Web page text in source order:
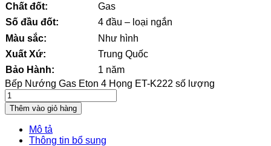
Chất đốt:
Gas
Số đầu đốt:
4 đầu – loại ngắn
Màu sắc:
Như hình
Xuất Xứ:
Trung Quốc
Bảo Hành:
1 năm
Bếp Nướng Gas Eton 4 Họng ET-K222 số lượng
Thêm vào giỏ hàng
Mô tả
Thông tin bổ sung